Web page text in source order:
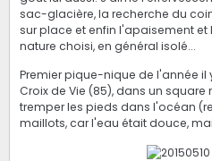
sac-glacière, la recherche du
sur place et enfin l'apaisement
nature choisi, en général isolé...
Premier pique-nique de l'année il
Croix de Vie (85), dans un
tremper les pieds dans l'océan
maillots, car l'eau était douce,